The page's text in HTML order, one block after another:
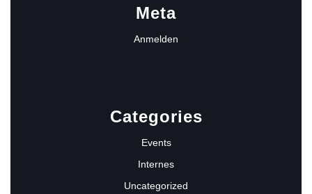
Meta
Anmelden
Categories
Events
Internes
Uncategorized